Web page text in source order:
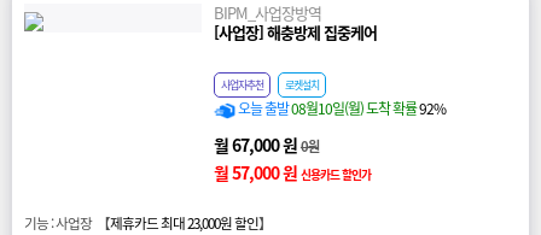
BIPM_사업장방역
[사업장] 해충방제 집중케어
사업자추천 로켓설치
오늘 출발08월10일(월) 도착 확률92%
월 67,000 원0원
월 57,000 원 신용카드 할인가
기능 : 사업장 【제휴카드 최대 23,000원 할인】